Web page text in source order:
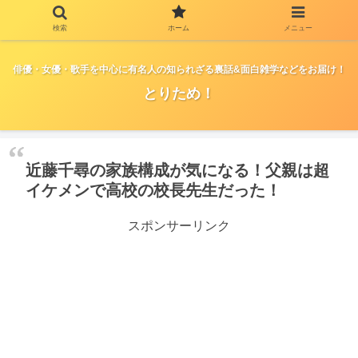
俳優・女優・歌手を中心に有名人の知られざる裏話&面白雑学などをお届け！
とりため！
近藤千尋の家族構成が気になる！父親は超
イケメンで高校の校長先生だった！
スポンサーリンク
検索 ホーム メニュー